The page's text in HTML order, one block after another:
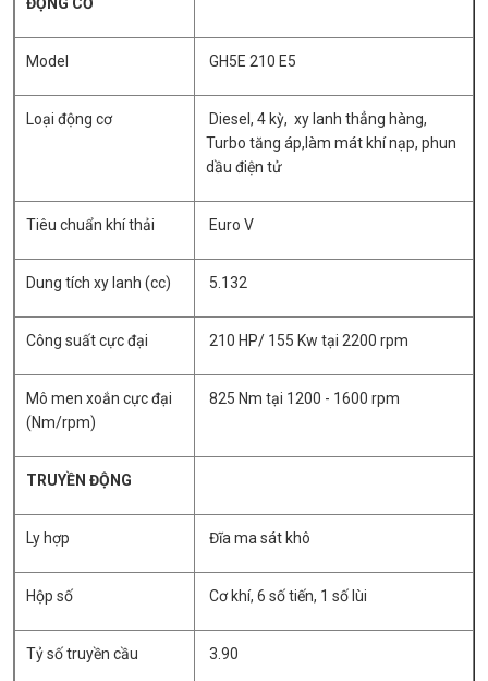
Model GH5E 210 E5
Loại động cơ
Diesel, 4 kỳ, xy lanh thẳng hàng,
Turbo tăng áp,làm mát khí nạp, phun
dầu điện tử
Tiêu chuẩn khí thải Euro V
Dung tích xy lanh (cc) 5.132
Công suất cực đại 210 HP/ 155 Kw tại 2200 rpm
Mô men xoắn cực đại
(Nm/rpm)
825 Nm tại 1200 - 1600 rpm
TRUYỀN ĐỘNG
Ly hợp Đĩa ma sát khô
Hộp số Cơ khí, 6 số tiến, 1 số lùi
Tỷ số truyền cầu 3.90